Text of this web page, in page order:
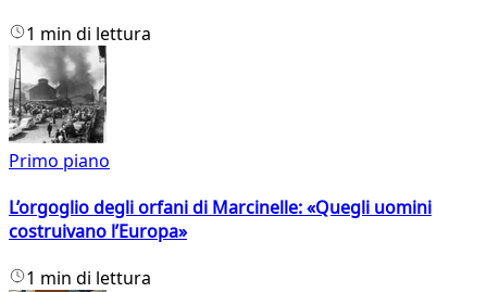
1 min di lettura
Primo piano
L’orgoglio degli orfani di Marcinelle: «Quegli uomini
costruivano l’Europa»
1 min di lettura